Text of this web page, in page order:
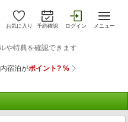
お気に入り 予約確認 ログイン メニュー